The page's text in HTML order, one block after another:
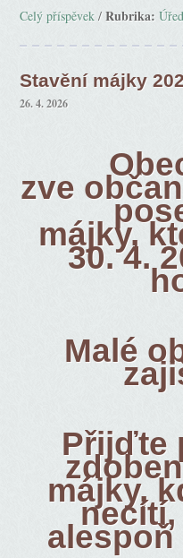
Celý příspěvek /Rubrika:
Stavění májky
26. 4. 2026
zve
májky,
30. 4.
Malé
Přijďte
májky,